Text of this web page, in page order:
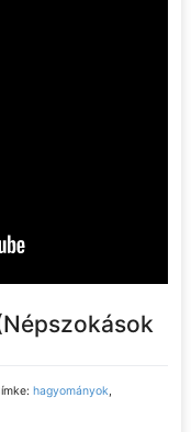
hagyományok,